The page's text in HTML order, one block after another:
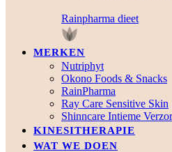
Rainpharma dieet
MERKEN
Nutriphyt
Okono Foods & Snacks
RainPharma
Ray Care Sensitive Skin
Shinncare Intieme
KINESITHERAPIE
WAT WE DOEN